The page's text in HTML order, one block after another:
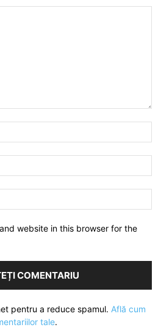
website in this browser for the
pentru a reduce spamul. Află cum
tale.